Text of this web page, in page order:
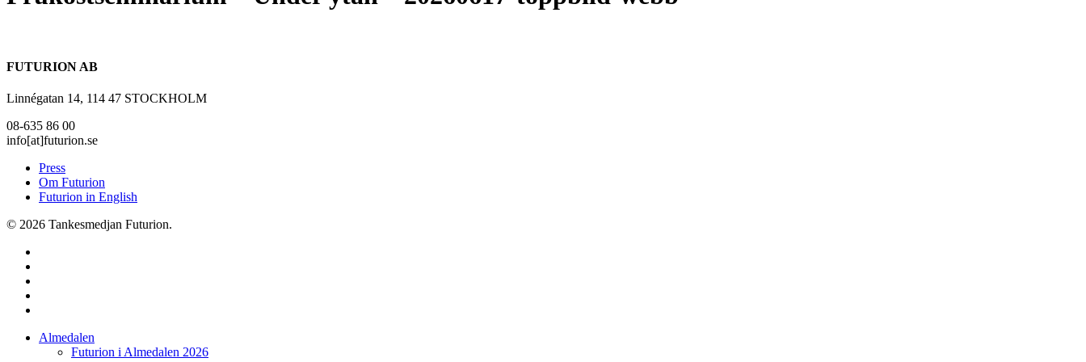
FUTURION AB
Linnégatan 14, 114 47 STOCKHOLM
08-635 86 00
info[at]futurion.se
Press
Om Futurion
Futurion in English
© 2026 Tankesmedjan Futurion.
Close
Almedalen
Futurion i Almedalen 2026